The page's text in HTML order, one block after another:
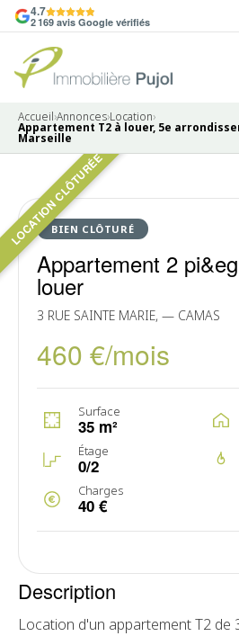
4.7
2 169 avis Google vérifiés
Accueil›Annonces›Location›
Appartement T2 à louer, 5e
Marseille
LOCATION CLÔTURÉE
BIEN CLÔTURÉ
Appartement 2
louer
3 RUE SAINTE MARIE, — CAMAS
460 €/mois
Surface
35 m²
Étage
0/2
Charges
40 €
Pas de photo disponible
LOUÉ
Description
Location d'un appartement T2 de